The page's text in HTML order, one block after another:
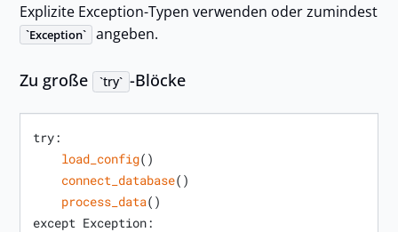
Explizite Exception-Typen verwenden oder zumindest
Exception angeben.
Zu große try -Blöcke
try:
load_config()
connect_database()
process_data()
except Exception: